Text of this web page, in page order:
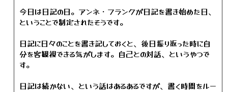
今日は日記の日。アンネ・フランクが日記を書き始めた日、
ということで制定されたそうです。
日記に日々のことを書き記しておくと、後日振り返った時に自
分を客観視できる気がします。自己との対話、というやつで
す。
日記は続かない、という話はあるあるですが、書く時間をルー